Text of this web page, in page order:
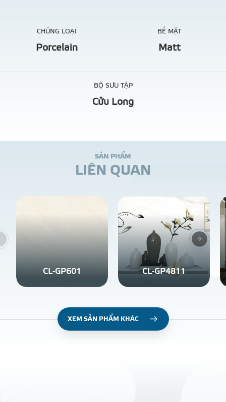
CHỦNG LOẠI
Porcelain
BỀ MẶT
Matt
BỘ SƯU TẬP
Cửu Long
SẢN PHẨM
LIÊN QUAN
CL-GP601 CL-GP4811
XEM SẢN PHẨM KHÁC